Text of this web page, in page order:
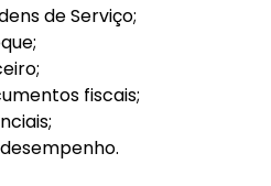
de Serviço;
fiscais;